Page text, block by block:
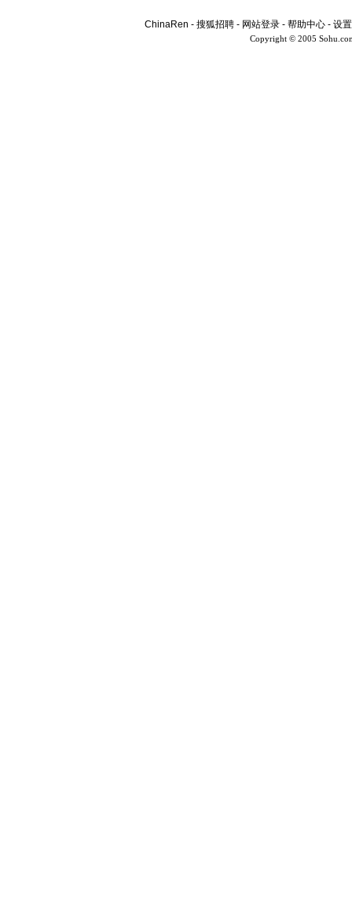
ChinaRen - 搜狐招聘 - 网站登录 - 帮助中心 - 设
Copyright © 2005